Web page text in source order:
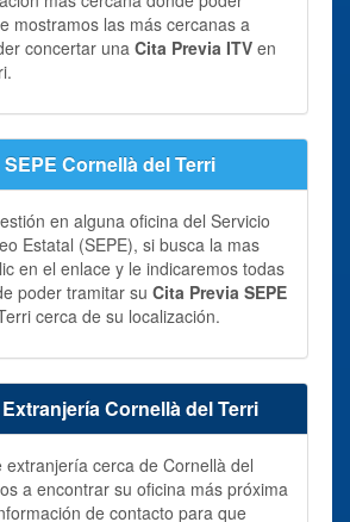
mostramos las más cercanas a
concertar una Cita Previa ITV en
Cornellà del Terri
en alguna oficina del Servicio
Estatal (SEPE), si busca la mas
en el enlace y le indicaremos todas
poder tramitar su Cita Previa SEPE
cerca de su localización.
Cornellà del Terri
extranjería cerca de Cornellà del
a encontrar su oficina más próxima
de contacto para que